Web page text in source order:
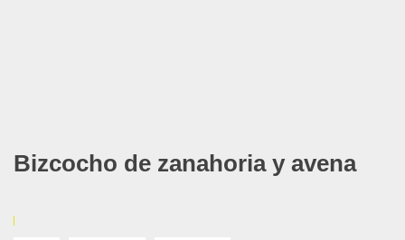
Bizcocho de zanahoria y avena